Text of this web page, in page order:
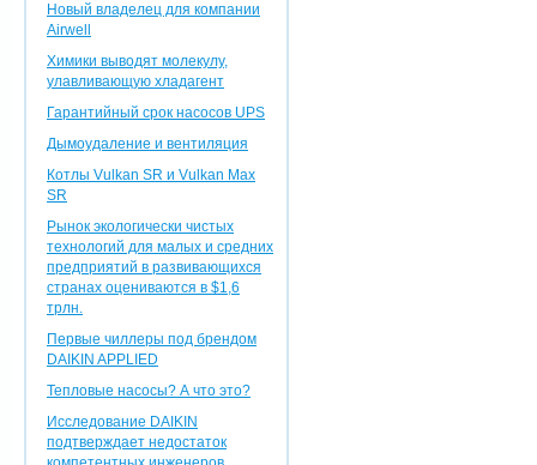
Новый владелец для компании
Airwell
Химики выводят молекулу,
улавливающую хладагент
Гарантийный срок насосов UPS
Дымоудаление и вентиляция
Котлы Vulkan SR и Vulkan Max
SR
Рынок экологически чистых
технологий для малых и средних
предприятий в развивающихся
странах оцениваются в $1,6
трлн.
Первые чиллеры под брендом
DAIKIN APPLIED
Тепловые насосы? А что это?
Исследование DAIKIN
подтверждает недостаток